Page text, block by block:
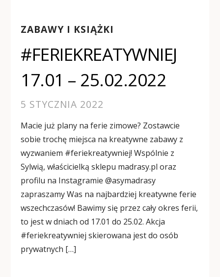
ZABAWY I KSIĄŻKI
#FERIEKREATYWNIEJ
17.01 – 25.02.2022
5 STYCZNIA 2022
Macie już plany na ferie zimowe? Zostawcie
sobie trochę miejsca na kreatywne zabawy z
wyzwaniem #feriekreatywniej! Wspólnie z
Sylwią, właścicielką sklepu madrasy.pl oraz
profilu na Instagramie @asymadrasy
zapraszamy Was na najbardziej kreatywne ferie
wszechczasów! Bawimy się przez cały okres ferii,
to jest w dniach od 17.01 do 25.02. Akcja
#feriekreatywniej skierowana jest do osób
prywatnych […]